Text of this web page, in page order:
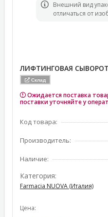
Bнешний вид
отличаться от
ЛИФТИНГОВАЯ
Склад
Ожидается поставка
поставки уточняйте у
Код товара:
Производитель:
Наличие:
Категория:
Farmacia NUOVA (Италия)
Цена: